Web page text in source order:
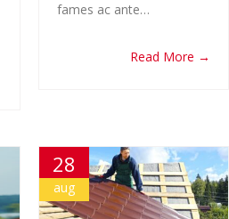
fames ac ante…
Read More →
28
aug